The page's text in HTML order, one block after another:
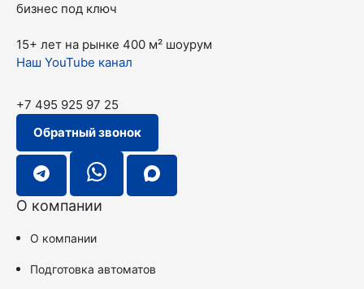
бизнес под ключ
15+ лет на рынке 400 м² шоурум
Наш YouTube канал
+7 495 925 97 25
Обратный звонок
О компании
О компании
Подготовка автоматов